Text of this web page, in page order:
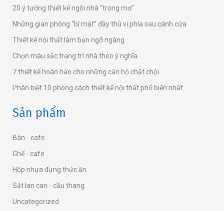
20 ý tưởng thiết kế ngôi nhà “trong mơ”
Những gian phòng “bí mật” đầy thú vị phía sau cánh cửa
Thiết kế nội thất làm bạn ngỡ ngàng
Chọn màu sắc trang trí nhà theo ý nghĩa
7 thiết kế hoàn hảo cho những căn hộ chật chội
Phân biệt 10 phong cách thiết kế nội thất phổ biến nhất
Sản phẩm
Bàn - cafe
Ghế - cafe
Hộp nhựa đựng thức ăn
Sắt lan can - cầu thang
Uncategorized